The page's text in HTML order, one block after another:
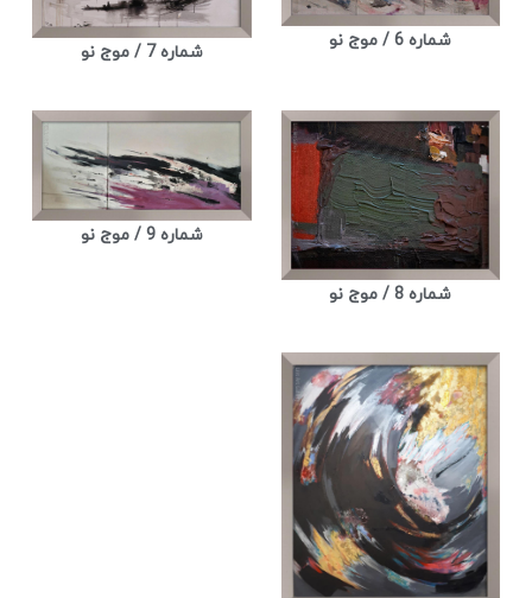
شماره 6 / موج نو
شماره 7 / موج نو
شماره 8 / موج نو
شماره 9 / موج نو